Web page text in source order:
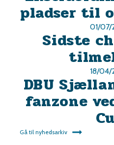
pladser til
01/
Sidste
18/
DBU
fanzone
Gå til nyhedsarkiv